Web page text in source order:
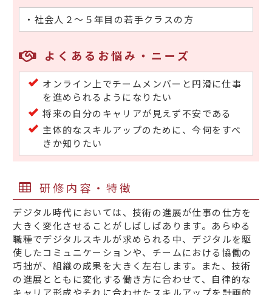
・社会人２～５年目の若手クラスの方
よくあるお悩み・ニーズ
オンライン上でチームメンバーと円滑に仕事
を進められるようになりたい
将来の自分のキャリアが見えず不安である
主体的なスキルアップのために、今何をすべ
きか知りたい
研修内容・特徴
デジタル時代においては、技術の進展が仕事の仕方を
大きく変化させることがしばしばあります。あらゆる
職種でデジタルスキルが求められる中、デジタルを駆
使したコミュニケーションや、チームにおける協働の
巧拙が、組織の成果を大きく左右します。また、技術
の進展とともに変化する働き方に合わせて、自律的な
キャリア形成やそれに合わせたスキルアップを計画的